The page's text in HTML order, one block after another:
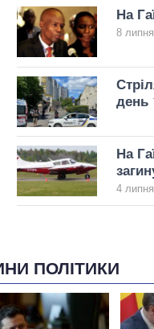
На
8
день
На
4
ПОЛІТИКИ